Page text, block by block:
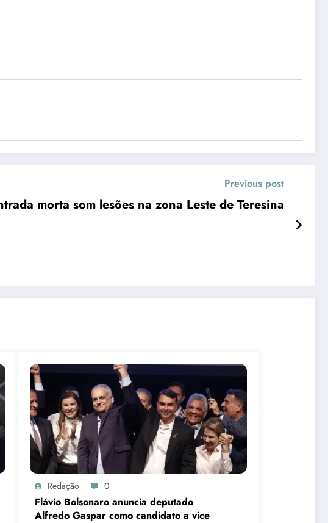
Previous post
morta som lesões na zona Leste de Teresina
Redação 0
Flávio Bolsonaro anuncia deputado
Alfredo Gaspar como candidato a vice